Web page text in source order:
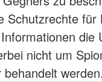
Schutzrechte für
die
nicht um